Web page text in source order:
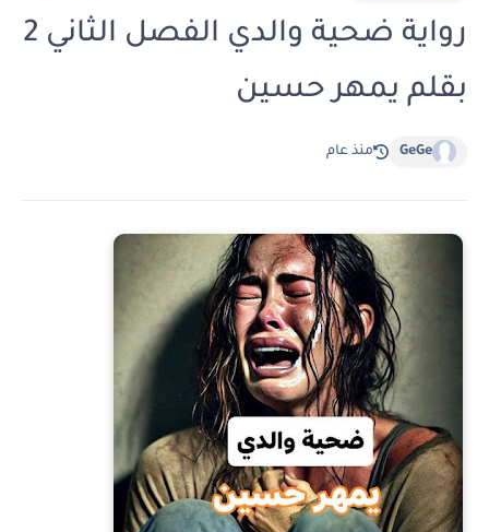
رواية ضحية والدي الفصل الثاني 2
بقلم يمهر حسين
GeGe منذ عام